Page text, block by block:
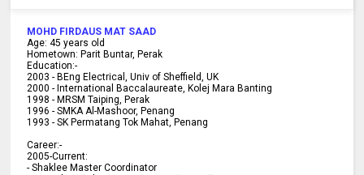
MOHD FIRDAUS MAT SAAD
Age: 45 years old
Hometown: Parit Buntar, Perak
Education:-
2003 -BEng Electrical, Univ of Sheffield, UK
2000 -International Baccalaureate, Kolej Mara Banting
1998 -MRSM Taiping, Perak
1996 - SMKA Al-Mashoor, Penang
1993 - SK Permatang Tok Mahat, Penang
Career:-
2005-Current:
- Shaklee Master Coordinator